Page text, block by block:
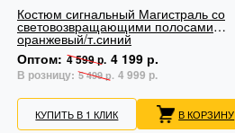
Костюм сигнальный Магистраль со
световозвращающими полосами
оранжевый/т.синий
Оптом: 4 599 р. 4 199 р.
В розницу: 5 499 р. 4 999 р.
КУПИТЬ В 1 КЛИК В КОРЗИНУ